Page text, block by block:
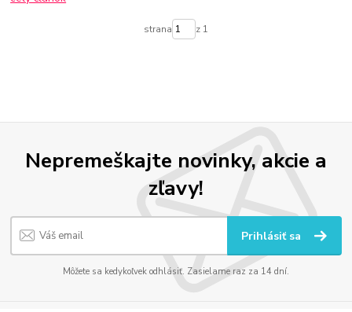
strana z 1
Nepremeškajte novinky, akcie a
zľavy!
Prihlásiť sa
Môžete sa kedykoľvek odhlásiť. Zasielame raz za 14 dní.